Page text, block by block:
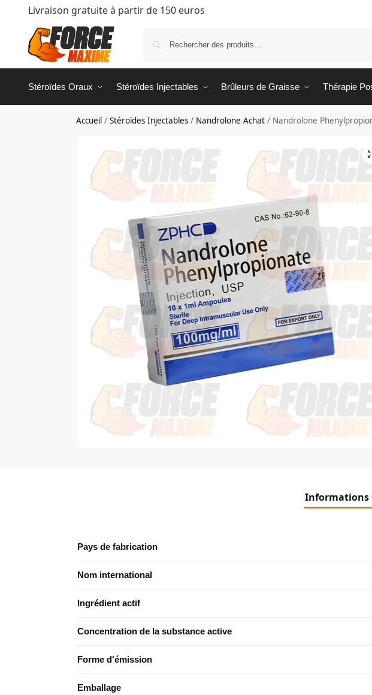
Livraison gratuite à partir de 150 euros
Stéroïdes Oraux Stéroïdes Injectables Brûleurs de Graisse Thérapie
Accueil /Stéroïdes Injectables / Nandrolone Achat / Nandrolone
Informations
Pays de fabrication
Nom international
Ingrédient actif
Concentration de la substance active
Forme d'émission
Emballage